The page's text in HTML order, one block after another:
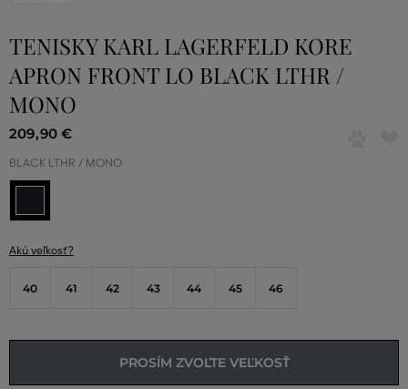
TENISKY KARL LAGERFELD KORE
APRON FRONT LO BLACK LTHR /
MONO
209,90 €
BLACK LTHR / MONO
Akú veľkosť?
40 41 42 43 44 45 46
PROSÍM ZVOĽTE VEĽKOSŤ